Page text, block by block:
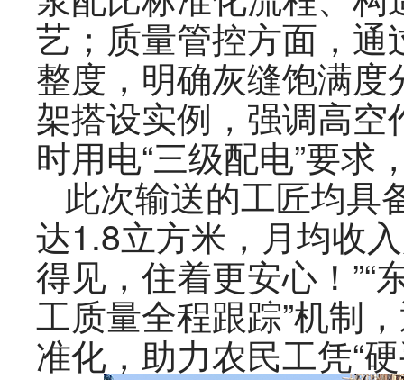
艺；质量管控方面，
整度，明确灰缝饱满
架搭设实例，强调高
时用电“三级配电”要
此次输送的工匠均具
达1.8立方米，月均收
得见，住着更安心！”“
工质量全程跟踪”机制
准化，助力农民工凭“